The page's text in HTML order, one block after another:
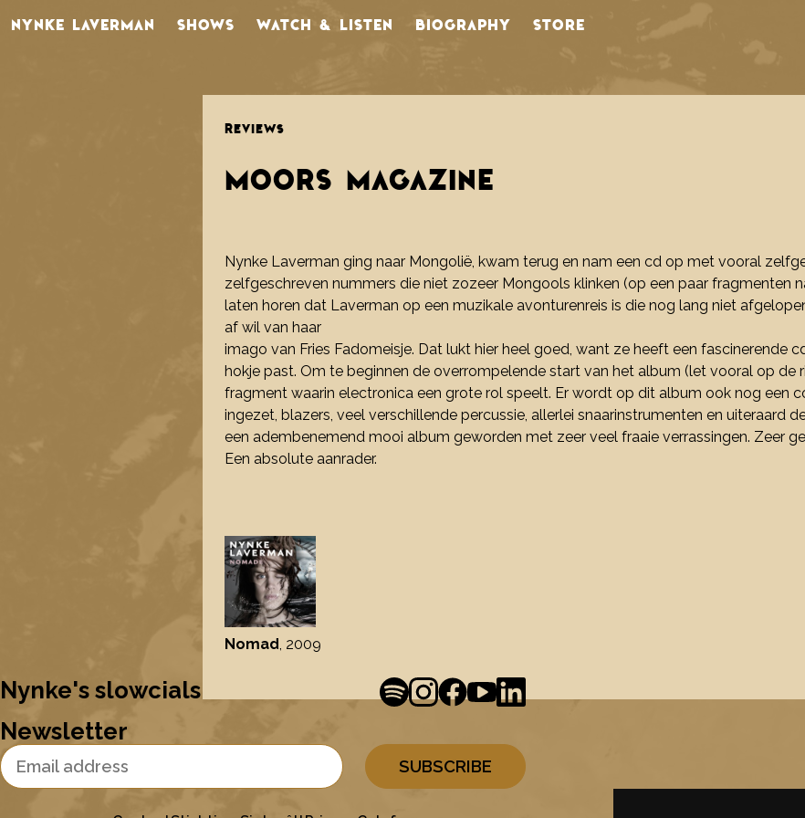
NYNKE LAVERMAN SHOWS WATCH & LISTEN BIOGRAPHY STORE
REVIEWS
MOORS MAGAZINE
Nynke Laverman ging naar Mongolië, kwam terug en nam een cd op met vooral
zelfgeschreven nummers die niet zozeer Mongools klinken (op een paar fragmenten
laten horen dat Laverman op een muzikale avonturenreis is die nog lang niet
af wil van haar
imago van Fries Fadomeisje. Dat lukt hier heel goed, want ze heeft een fascinerende
hokje past. Om te beginnen de overrompelende start van het album (let vooral op de
fragment waarin electronica een grote rol speelt. Er wordt op dit album ook nog een
ingezet, blazers, veel verschillende percussie, allerlei snaarinstrumenten en uiteraard
een adembenemend mooi album geworden met zeer veel fraaie verrassingen. Zeer
Een absolute aanrader.
Nomad, 2009
Nynke's slowcials
Newsletter
Email Address